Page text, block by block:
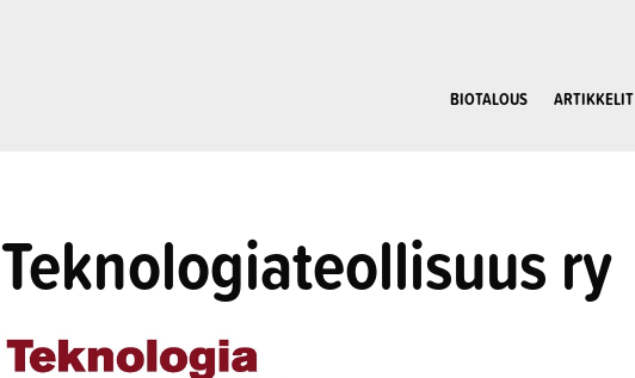
BIOTALOUS ARTIKKELIT
Teknologiateollisuus ry